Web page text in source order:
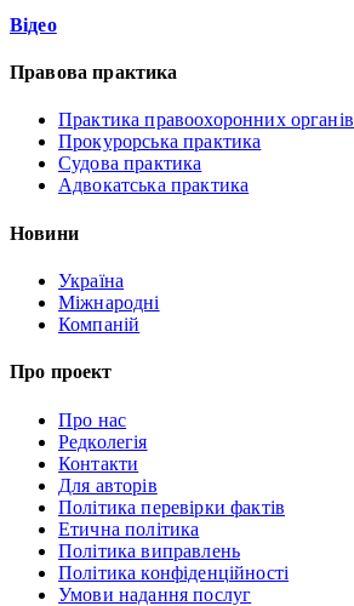
Відео
Правова практика
Практика правоохоронних органів
Прокурорська практика
Судова практика
Адвокатська практика
Новини
Україна
Міжнародні
Компаній
Про проект
Про нас
Редколегія
Контакти
Для авторів
Політика перевірки фактів
Етична політика
Політика виправлень
Політика конфіденційності
Умови надання послуг